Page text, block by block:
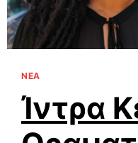
ΝΕΑ
Ίντρα